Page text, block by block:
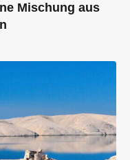
Mischung aus